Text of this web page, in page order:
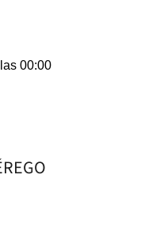
00:00